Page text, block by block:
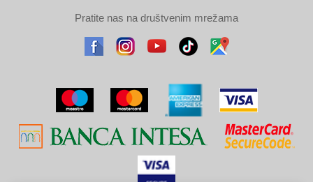
Pratite nas na društvenim mrežama